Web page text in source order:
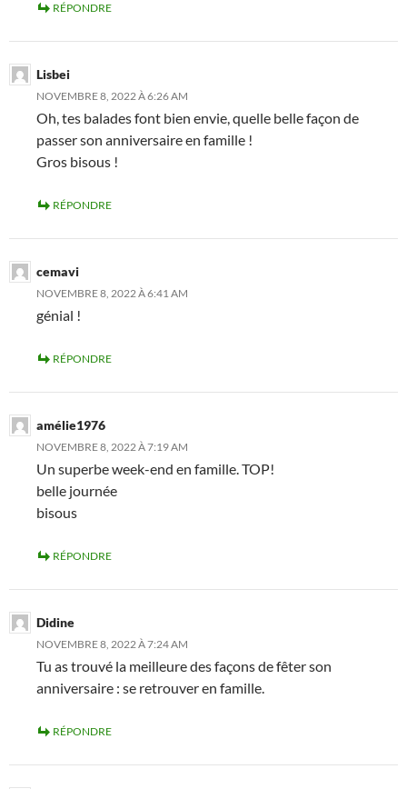
RÉPONDRE
Lisbei
NOVEMBRE 8, 2022 À 6:26 AM
Oh, tes balades font bien envie, quelle belle façon de
passer son anniversaire en famille !
Gros bisous !
RÉPONDRE
cemavi
NOVEMBRE 8, 2022 À 6:41 AM
génial !
RÉPONDRE
amélie1976
NOVEMBRE 8, 2022 À 7:19 AM
Un superbe week-end en famille. TOP!
belle journée
bisous
RÉPONDRE
Didine
NOVEMBRE 8, 2022 À 7:24 AM
Tu as trouvé la meilleure des façons de fêter son
anniversaire : se retrouver en famille.
RÉPONDRE